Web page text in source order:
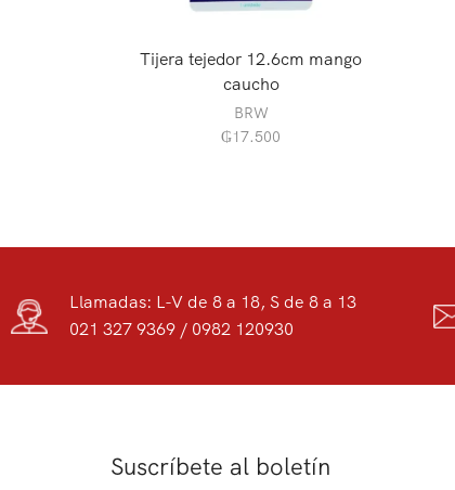
Tijera tejedor 12.6cm mango
caucho
BRW
₲17.500
Llamadas: L-V de 8 a 18, S de 8 a 13
021 327 9369 / 0982 120930
Suscríbete al boletín